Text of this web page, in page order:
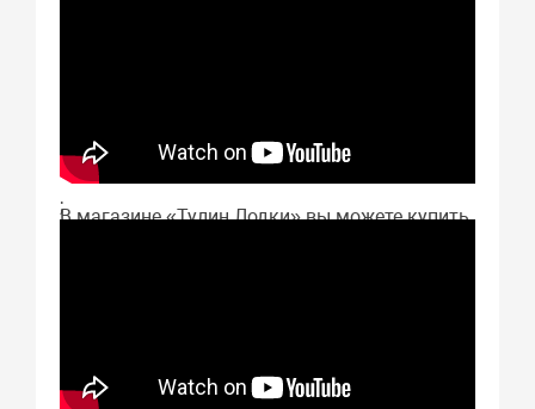
;В магазине «Тулин Лодки» вы можете купить
Екатеринбурге, просто оформите заказ у нас